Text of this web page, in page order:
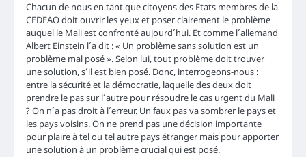
Chacun de nous en tant que citoyens des Etats membres de la
CEDEAO doit ouvrir les yeux et poser clairement le problème
auquel le Mali est confronté aujourd´hui. Et comme l´allemand
Albert Einstein l´a dit : « Un problème sans solution est un
problème mal posé ». Selon lui, tout problème doit trouver
une solution, s´il est bien posé. Donc, interrogeons-nous :
entre la sécurité et la démocratie, laquelle des deux doit
prendre le pas sur l´autre pour résoudre le cas urgent du Mali
? On n´a pas droit à l´erreur. Un faux pas va sombrer le pays et
les pays voisins. On ne prend pas une décision importante
pour plaire à tel ou tel autre pays étranger mais pour apporter
une solution à un problème crucial qui est posé.